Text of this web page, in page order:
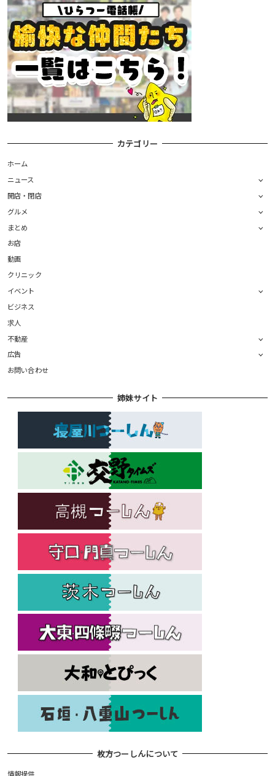
カテゴリー
ホーム
ニュース
開店・閉店
グルメ
まとめ
お店
動画
クリニック
イベント
ビジネス
求人
不動産
広告
お問い合わせ
姉妹サイト
枚方つーしんについて
情報提供